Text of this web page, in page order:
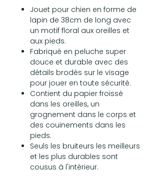
Jouet pour chien en forme de
lapin de 38cm de long avec
un motif floral aux oreilles et
aux pieds.
Fabriqué en peluche super
douce et durable avec des
détails brodés sur le visage
pour jouer en toute sécurité.
Contient du papier froissé
dans les oreilles, un
grognement dans le corps et
des couinements dans les
pieds.
Seuls les bruiteurs les meilleurs
et les plus durables sont
cousus à l'intérieur.